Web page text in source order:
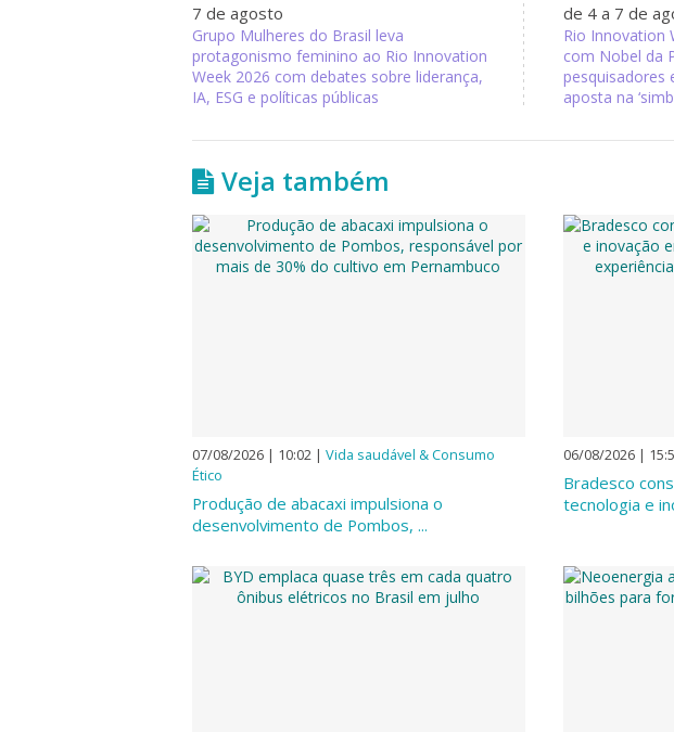
7 de agosto
Grupo Mulheres do Brasil leva
protagonismo feminino ao Rio Innovation
Week 2026 com debates sobre liderança,
IA, ESG e políticas públicas
de 4 a 7 de
Rio Innovation
com Nobel da
pesquisadores
aposta na
Veja também
07/08/2026 | 10:02 | Vida saudável & Consumo
Ético
Produção de abacaxi impulsiona o
desenvolvimento de Pombos, ...
06/08/2026 |
Bradesco
tecnologia e